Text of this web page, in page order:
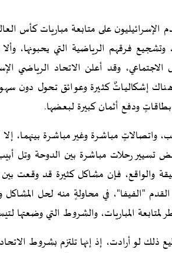
على متابعة مباريات كأس
وتشجيع فرقهم الرياضية التي يحبونها،
وقد أعلن الاتحاد الرياضي
إشكالياتٌ كثيرة وعوائق تحول دون
ودفع أثمان كبيرة لبعضها.
مباشرة وغير مباشرة بينهما، إلا
تسيير رحلات مباشرة بين الدوحة وتل
والواقع، فإن مشاكل كثيرة قد وقعت بين
"الفيفا"، في محاولةٍ منه لحل
المباريات، والشروط التي وضعتها
لو أرادت، إذ إنها تلتزم بشروط الاتحاد